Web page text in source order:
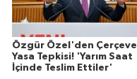
Özgür Özel'den Çerçeve
Yasa Tepkisi! 'Yarım Saat
İçinde Teslim Ettiler'